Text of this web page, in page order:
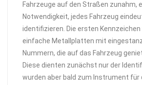
Fahrzeuge auf den Straßen zunahm,
Notwendigkeit, jedes Fahrzeug
identifizieren. Die ersten Kennzeichen
einfache Metallplatten mit
Nummern, die auf das Fahrzeug
Diese dienten zunächst nur der
wurden aber bald zum Instrument für